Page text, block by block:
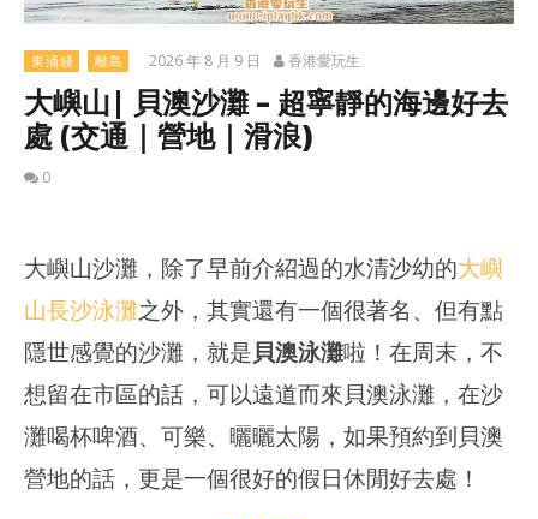
東涌綫 離島 2026 年 8 月 9 日 香港愛玩生
大嶼山| 貝澳沙灘 – 超寧靜的海邊好去
處 (交通｜營地｜滑浪)
0
大嶼山沙灘，除了早前介紹過的水清沙幼的大嶼
山長沙泳灘之外，其實還有一個很著名、但有點
隱世感覺的沙灘，就是貝澳泳灘啦！在周末，不
想留在市區的話，可以遠道而來貝澳泳灘，在沙
灘喝杯啤酒、可樂、曬曬太陽，如果預約到貝澳
營地的話，更是一個很好的假日休閒好去處！